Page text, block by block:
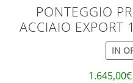
PONTEGGIO
ACCIAIO
IN
1.645,00€